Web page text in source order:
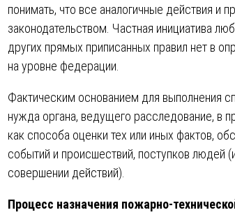
понимать, что все аналогичные действия и
законодательством. Частная инициатива
других прямых приписанных правил нет в
на уровне федерации.
Фактическим основанием для выполнения
нужда органа, ведущего расследование, в
как способа оценки тех или иных фактов,
событий и происшествий, поступков людей
совершении действий).
Процесс назначения пожарно-